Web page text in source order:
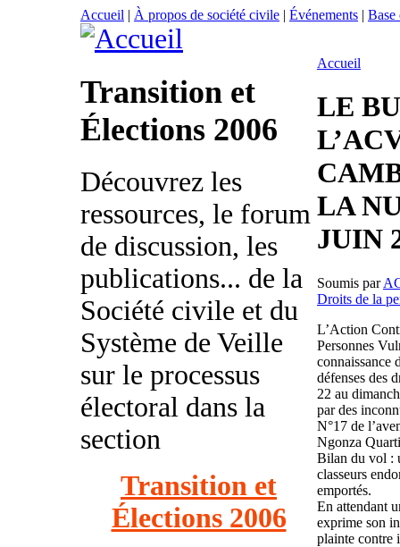
Accueil | À propos de société civile | Événements | Base
Transition et
Élections 2006
Découvrez les
ressources, le forum
de discussion, les
publications... de la
Société civile et du
Système de Veille
sur le processus
électoral dans la
section
Transition et
Élections 2006
Accueil
LE
LA
JUIN
Soumis par
Droits de la
L’Action
Personnes
connaissance
défenses des
22 au
par des
N°17 de
Ngonza
Bilan du vol :
classeurs
emportés.
En attendant
exprime son
plainte contre